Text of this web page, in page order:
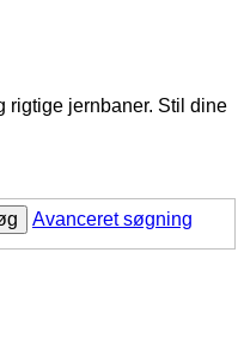
rigtige jernbaner. Stil dine
Avanceret søgning